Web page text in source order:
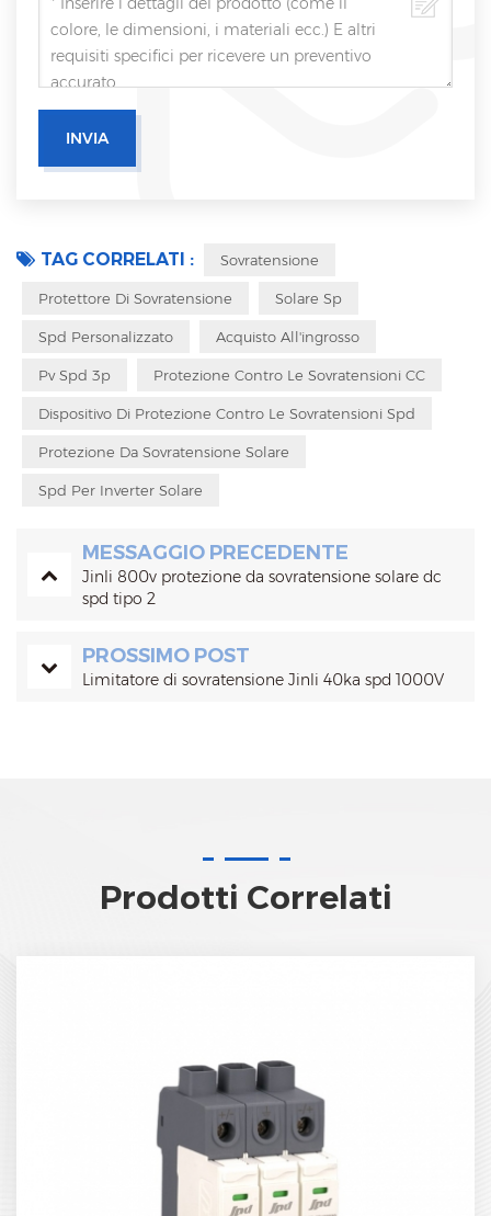
TAG CORRELATI : Sovratensione
Protettore Di Sovratensione Solare Sp
Spd Personalizzato Acquisto All'ingrosso
Pv Spd 3p Protezione Contro Le Sovratensioni CC
Dispositivo Di Protezione Contro Le Sovratensioni Spd
Protezione Da Sovratensione Solare
Spd Per Inverter Solare
MESSAGGIO PRECEDENTE
Jinli 800v protezione da sovratensione solare dc
spd tipo 2
PROSSIMO POST
Limitatore di sovratensione Jinli 40ka spd 1000V
Prodotti Correlati